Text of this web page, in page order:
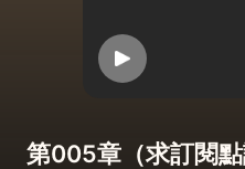
第005章（求訂閱點